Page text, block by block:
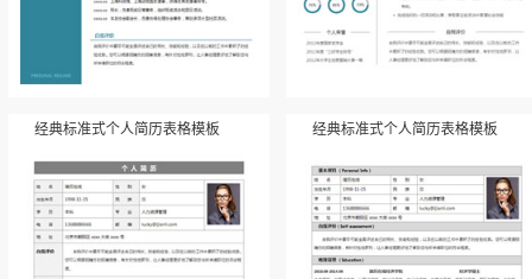
经典标准式个人简历表格模板 经典标准式个人简历表格模板